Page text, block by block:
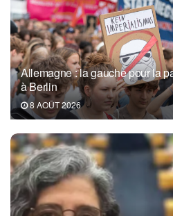
Allemagne : la gauche pour la
à Berlin
8 AOÛT 2026